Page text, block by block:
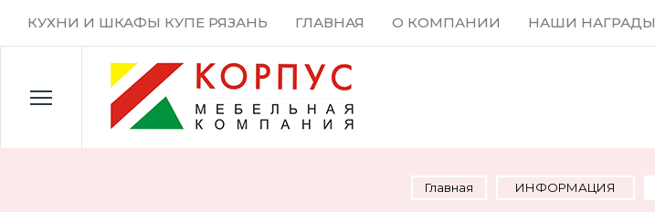
КУХНИ И ШКАФЫ КУПЕ РЯЗАНЬ ГЛАВНАЯ О КОМПАНИИ НАШИ НАГРАДЫ
Главная
  ИНФОРМАЦИЯ